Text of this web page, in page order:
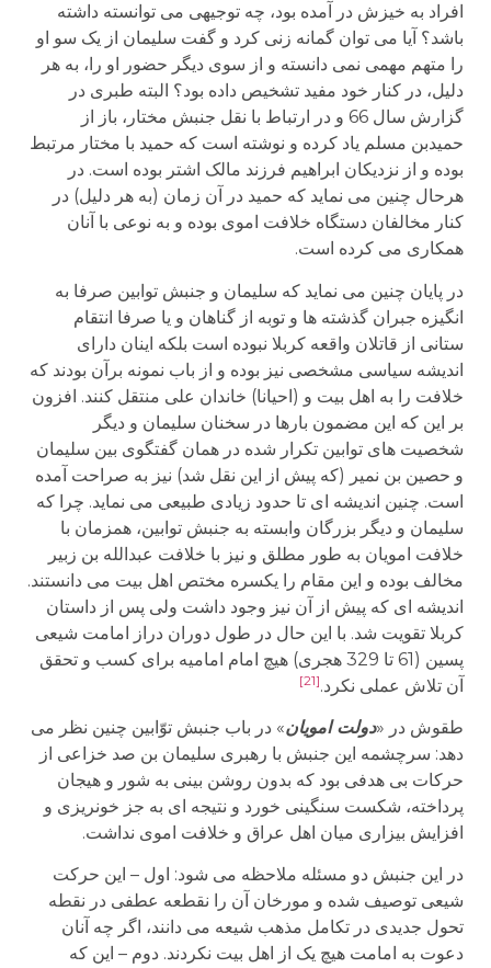
افراد به خیزش در آمده بود، چه توجیهی می توانسته داشته
باشد؟ آیا می توان گمانه زنی کرد و گفت سلیمان از یک سو او
را متهم مهمی نمی دانسته و از سوی دیگر حضور او را، به هر
دلیل، در کنار خود مفید تشخیص داده بود؟ البته طبری در
گزارش سال 66 و در ارتباط با نقل جنبش مختار، باز از
حمیدبن مسلم یاد کرده و نوشته است که حمید با مختار مرتبط
بوده و از نزدیکان ابراهیم فرزند مالک اشتر بوده است. در
هرحال چنین می نماید که حمید در آن زمان (به هر دلیل) در
کنار مخالفان دستگاه خلافت اموی بوده و به نوعی با آنان
همکاری می کرده است.
در پایان چنین می نماید که سلیمان و جنبش توابین صرفا به
انگیزه جبران گذشته ها و توبه از گناهان و یا صرفا انتقام
ستانی از قاتلان واقعه کربلا نبوده است بلکه اینان دارای
اندیشه سیاسی مشخصی نیز بوده و از باب نمونه برآن بودند که
خلافت را به اهل بیت و (احیانا) خاندان علی منتقل کنند. افزون
بر این که این مضمون بارها در سخنان سلیمان و دیگر
شخصیت های توابین تکرار شده در همان گفتگوی بین سلیمان
و حصین بن نمیر (که پیش از این نقل شد) نیز به صراحت آمده
است. چنین اندیشه ای تا حدود زیادی طبیعی می نماید. چرا که
سلیمان و دیگر بزرگان وابسته به جنبش توابین، همزمان با
خلافت امویان به طور مطلق و نیز با خلافت عبدالله بن زبیر
مخالف بوده و این مقام را یکسره مختص اهل بیت می دانستند.
اندیشه ای که پیش از آن نیز وجود داشت ولی پس از داستان
کربلا تقویت شد. با این حال در طول دوران دراز امامت شیعی
پسین (61 تا 329 هجری) هیچ امام امامیه برای کسب و تحقق
آن تلاش عملی نکرد.[21]
طقوش در «دولت امویان» در باب جنبش توّابین چنین نظر می
دهد: سرچشمه این جنبش با رهبری سلیمان بن صد خزاعی از
حرکات بی هدفی بود که بدون روشن بینی به شور و هیجان
پرداخته، شکست سنگینی خورد و نتیجه ای به جز خونریزی و
افزایش بیزاری میان اهل عراق و خلافت اموی نداشت.
در این جنبش دو مسئله ملاحظه می شود: اول – این حرکت
شیعی توصیف شده و مورخان آن را نقطعه عطفی در نقطه
تحول جدیدی در تکامل مذهب شیعه می دانند، اگر چه آنان
دعوت به امامت هیچ یک از اهل بیت نکردند. دوم – این که